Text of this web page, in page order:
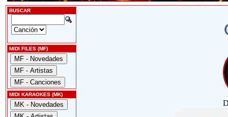
BUSCAR
MIDI FILES (MF)
MIDI KARAOKES (MK)